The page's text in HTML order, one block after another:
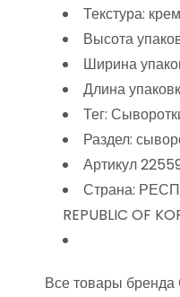
Текстура:
Высота
Ширина
Длина
Тег:
Раздел:
Артикул
Страна:
REPUBLIC OF
Все товары бренда